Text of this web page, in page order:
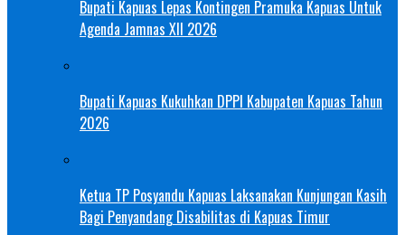
Bupati Kapuas Lepas Kontingen Pramuka Kapuas Untuk
Agenda Jamnas XII 2026
Bupati Kapuas Kukuhkan DPPI Kabupaten Kapuas Tahun
2026
Ketua TP Posyandu Kapuas Laksanakan Kunjungan Kasih
Bagi Penyandang Disabilitas di Kapuas Timur